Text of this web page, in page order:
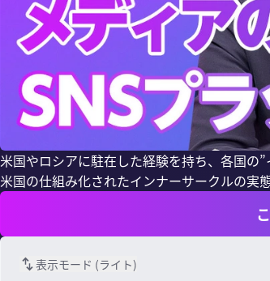
米国やロシアに駐在した経験を持ち、各国の
米国の仕組み化されたインナーサークルの実態
表示モード (ライト)